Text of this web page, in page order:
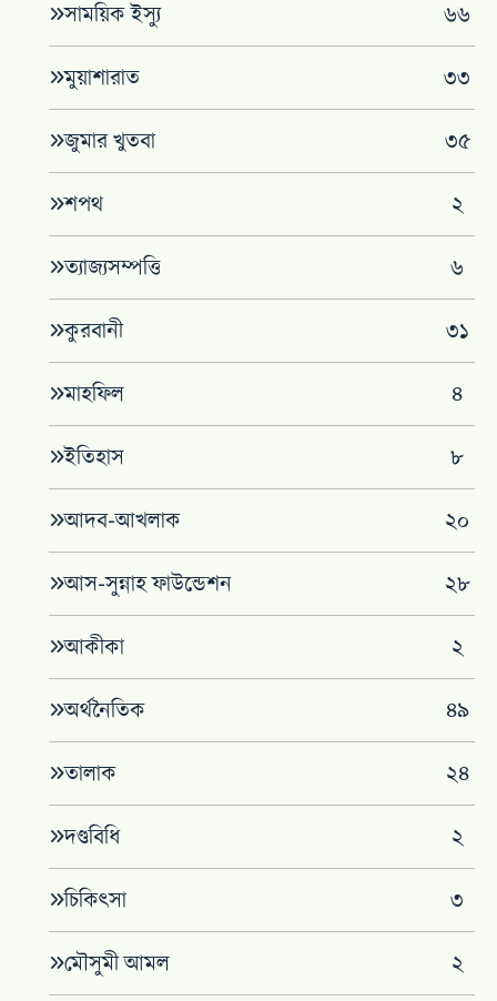
সাময়িক ইস্যু ৬৬
মুয়াশারাত ৩৩
জুমার খুতবা ৩৫
শপথ ২
ত্যাজ্যসম্পত্তি ৬
কুরবানী ৩১
মাহফিল ৪
‌ইতিহাস ৮
আদব-আখলাক ২০
আস-সুন্নাহ ফাউন্ডেশন ২৮
আকীকা ২
অর্থনৈতিক ৪৯
তালাক ২৪
দণ্ডবিধি ২
চিকিৎসা ৩
মৌসুমী আমল ২